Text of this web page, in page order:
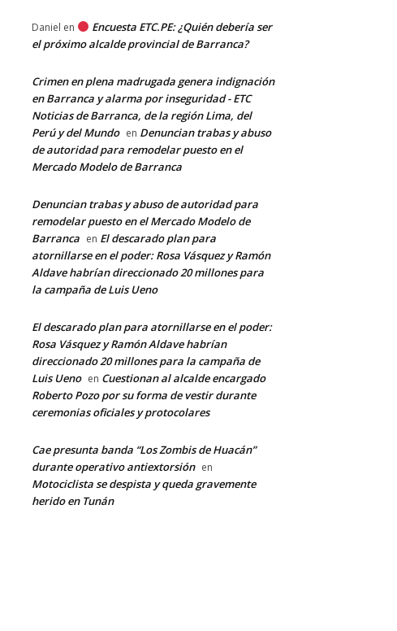
Daniel en
Encuesta ETC.PE: ¿Quién debería ser
el próximo alcalde provincial de Barranca?
Crimen en plena madrugada genera indignación
en Barranca y alarma por inseguridad - ETC
Noticias de Barranca, de la región Lima, del
Perú y del Mundo en Denuncian trabas y abuso
de autoridad para remodelar puesto en el
Mercado Modelo de Barranca
Denuncian trabas y abuso de autoridad para
remodelar puesto en el Mercado Modelo de
Barranca en El descarado plan para
atornillarse en el poder: Rosa Vásquez y Ramón
Aldave habrían direccionado 20 millones para
la campaña de Luis Ueno
El descarado plan para atornillarse en el poder:
Rosa Vásquez y Ramón Aldave habrían
direccionado 20 millones para la campaña de
Luis Ueno en Cuestionan al alcalde encargado
Roberto Pozo por su forma de vestir durante
ceremonias oficiales y protocolares
Cae presunta banda “Los Zombis de Huacán”
durante operativo antiextorsión en
Motociclista se despista y queda gravemente
herido en Tunán